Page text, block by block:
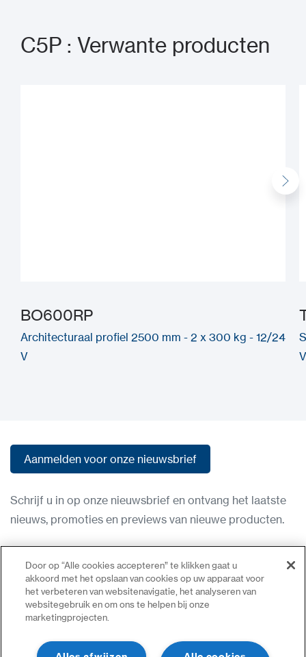
C5P : Verwante producten
BO600RP
Architecturaal profiel 2500 mm - 2 x 300 kg - 12/24
V
Aanmelden voor onze nieuwsbrief
Schrijf u in op onze nieuwsbrief en ontvang het laatste
nieuws, promoties en previews van nieuwe producten.
Gebruiksvoorwaarden
Privacybeleid
Neem contact op
Inloggen
Sitemap
Door op “Alle cookies accepteren” te klikken gaat u
akkoord met het opslaan van cookies op uw apparaat voor
het verbeteren van websitenavigatie, het analyseren van
websitegebruik en om ons te helpen bij onze
marketingprojecten.